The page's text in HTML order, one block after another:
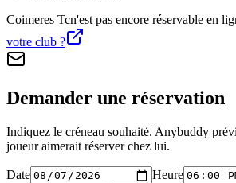
Coimeres Tcn'est pas encore réservable en
votre club ?
Demander une réservation
Indiquez le créneau souhaité. Anybuddy
joueur aimerait réserver chez lui.
Date Heure